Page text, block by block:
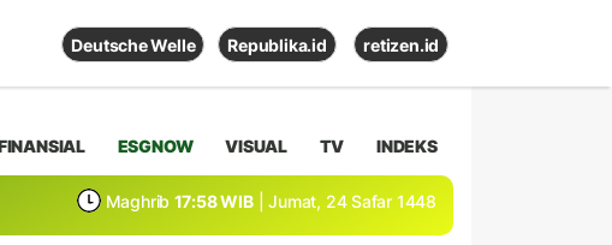
Deutsche Welle Republika.id retizen.id
ESGNOW VISUAL TV INDEKS
Maghrib 17:58 WIB | Jumat, 24 Safar 1448